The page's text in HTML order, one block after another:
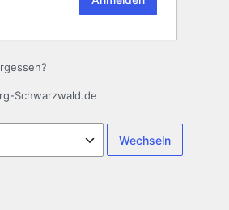
Schwarzwald.de